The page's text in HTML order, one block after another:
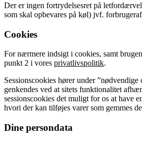
Der er ingen fortrydelsesret på
som skal opbevares på køl) jvf.
Cookies
For nærmere indsigt i cookies, samt
punkt 2 i vores privatlivspolitik.
Sessionscookies hører under ”nødvendige
genkendes ved at sitets funktionalitet
sessionscookies det muligt for os at have
hvori der kan tilføjes varer som gemmes
Dine persondata